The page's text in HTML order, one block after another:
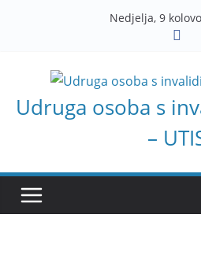
Nedjelja, 9
Udruga osoba s
–